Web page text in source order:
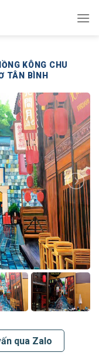
KÔNG CHU
TÂN BÌNH
qua Zalo